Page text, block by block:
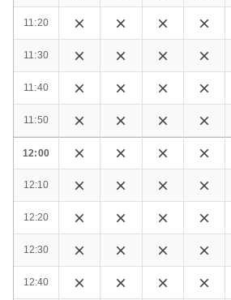
11:20
11:30
11:40
11:50
12:00
12:10
12:20
12:30
12:40